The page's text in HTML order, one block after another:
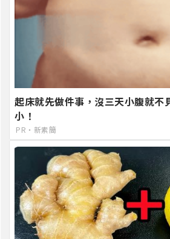
起床就先做件事，沒三天小腹就不
小！
PR・新素簡